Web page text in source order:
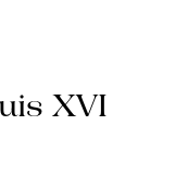
XVI